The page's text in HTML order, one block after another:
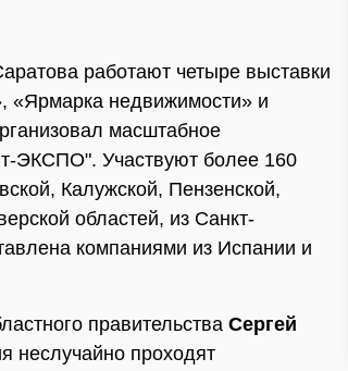
работают четыре выставки
«Ярмарка недвижимости» и
масштабное
ЭКСПО". Участвуют более 160
Калужской, Пензенской,
областей, из Санкт-
компаниями из Испании и
правительства Сергей
неслучайно проходят